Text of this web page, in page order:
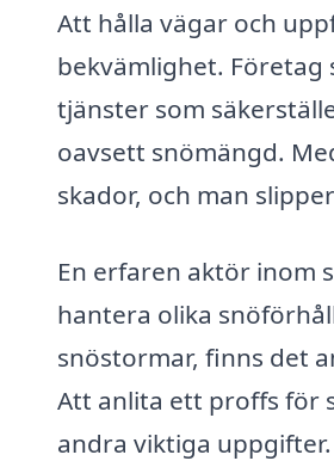
Att hålla vägar och
bekvämlighet. Företag
tjänster som
oavsett snömängd.
skador, och man
En erfaren aktör inom
hantera olika
snöstormar, finns det
Att anlita ett proffs för
andra viktiga uppgifter.